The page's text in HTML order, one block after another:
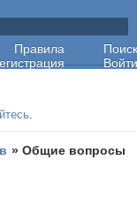
Правила
Поиск
Войти
.
»Общие вопросы